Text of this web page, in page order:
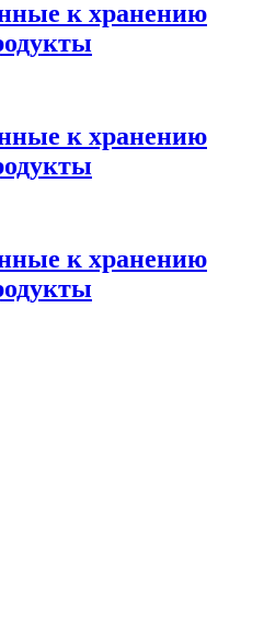
к хранению
к хранению
к хранению